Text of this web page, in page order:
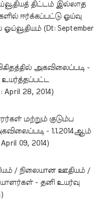
திட்டம் இல்லாத
ஈர்க்கப்பட்டு ஓய்வு
(Dt: September
அகவிலைப்படி -
உயர்த்தப்பட்ட
28, 2014)
மற்றும் குடும்ப
- 1.1.2014ஆம்
09, 2014)
/ நிலையான ஊதியம் /
- தனி உயர்வு